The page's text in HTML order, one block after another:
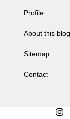
Profile
About this blog
Sitemap
Contact